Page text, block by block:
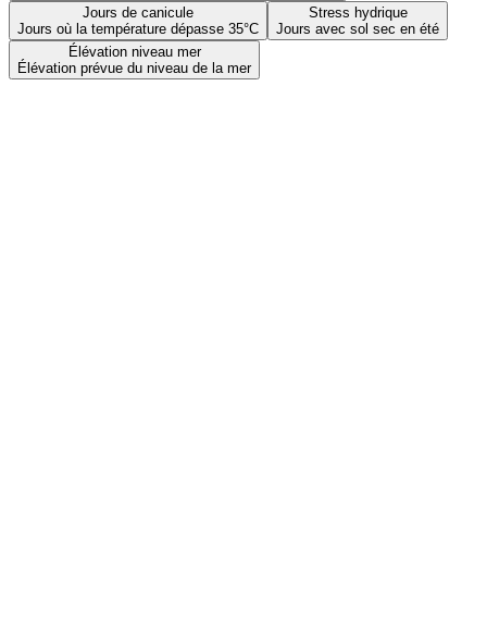
Jours de canicule
Jours où la température dépasse 35°C
Stress hydrique
Jours avec sol sec en été
Élévation niveau mer
Élévation prévue du niveau de la mer